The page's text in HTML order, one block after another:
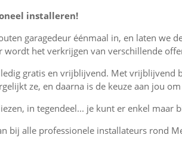
installeren!
garagedeur éénmaal in, en laten we
het verkrijgen van verschillende
gratis en vrijblijvend. Met
ze, en daarna is de keuze aan jou
in tegendeel... je kunt er enkel maar
bij alle professionele installateurs rond